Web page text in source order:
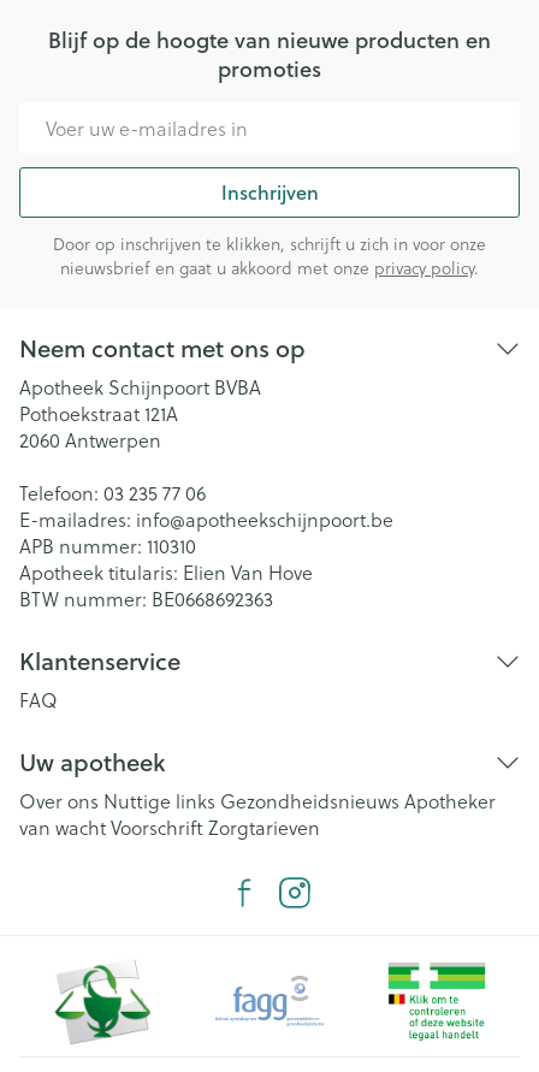
Blijf op de hoogte van nieuwe producten en
promoties
Inschrijven
Door op inschrijven te klikken, schrijft u zich in voor onze
nieuwsbrief en gaat u akkoord met onze privacy policy.
Neem contact met ons op
Apotheek Schijnpoort BVBA
Pothoekstraat 121A
2060 Antwerpen
Telefoon: 03 235 77 06
E-mailadres: info@apotheekschijnpoort.be
APB nummer: 110310
Apotheek titularis: Elien Van Hove
BTW nummer: BE0668692363
Klantenservice
FAQ
Uw apotheek
Over ons Nuttige links Gezondheidsnieuws Apotheker
van wachtVoorschriftZorgtarieven